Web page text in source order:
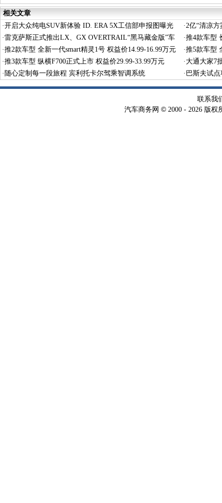
相关文章
·开启大众纯电SUV新体验 ID. ERA 5X工信部申报图曝光 ·2亿“清凉
·雷克萨斯正式推出LX、GX OVERTRAIL“黑马藏金版”车
型
·推4款车型
·推2款车型 全新一代smart精灵1号 权益价14.99-16.99万元 ·推5款车型
·推3款车型 纵横F700正式上市 权益价29.99-33.99万元 · 大通大家7
· 随心定制每一段旅程 宾利托卡尔驾乘智调系统 · 巴斯夫试
术
联系我
汽车商务网 © 2000 - 2026 版权